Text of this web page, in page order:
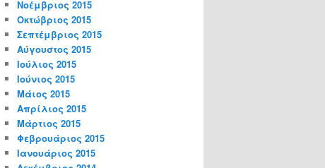
Νοέμβριος 2015
Οκτώβριος 2015
Σεπτέμβριος 2015
Αύγουστος 2015
Ιούλιος 2015
Ιούνιος 2015
Μάιος 2015
Απρίλιος 2015
Μάρτιος 2015
Φεβρουάριος 2015
Ιανουάριος 2015